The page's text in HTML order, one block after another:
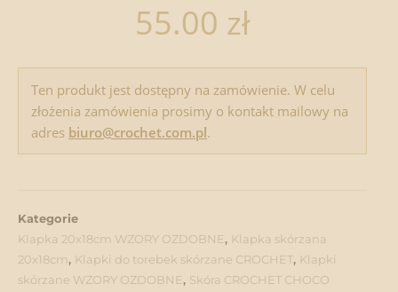
55.00 zł
Ten produkt jest dostępny na zamówienie. W celu
złożenia zamówienia prosimy o kontakt mailowy na
adres biuro@crochet.com.pl.
Kategorie
Klapka 20x18cm WZORY OZDOBNE, Klapka skórzana
20x18cm, Klapki do torebek skórzane CROCHET, Klapki
skórzane WZORY OZDOBNE, Skóra CROCHET CHOCO